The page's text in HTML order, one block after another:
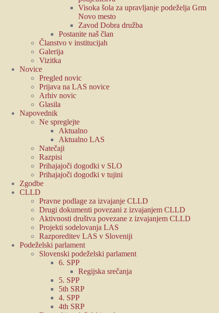
Visoka šola za upravljanje podeželja Grm
Novo mesto
Zavod Dobra družba
Postanite naš član
Članstvo v institucijah
Galerija
Vizitka
Novice
Pregled novic
Prijava na LAS novice
Arhiv novic
Glasila
Napovednik
Ne spreglejte
Aktualno
Aktualno LAS
Natečaji
Razpisi
Prihajajoči dogodki v SLO
Prihajajoči dogodki v tujini
Zgodbe
CLLD
Pravne podlage za izvajanje CLLD
Drugi dokumenti povezani z izvajanjem CLLD
Aktivnosti društva povezane z izvajanjem CLLD
Projekti sodelovanja LAS
Razporeditev LAS v Sloveniji
Podeželski parlament
Slovenski podeželski parlament
6. SPP
Regijska srečanja
5. SPP
5th SRP
4. SPP
4th SRP